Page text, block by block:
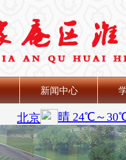
新闻中心